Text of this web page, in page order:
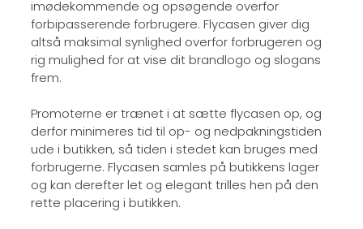
imødekommende og opsøgende overfor
forbipasserende forbrugere. Flycasen giver dig
altså maksimal synlighed overfor forbrugeren og
rig mulighed for at vise dit brandlogo og slogans
frem.
Promoterne er trænet i at sætte flycasen op, og
derfor minimeres tid til op- og nedpakningstiden
ude i butikken, så tiden i stedet kan bruges med
forbrugerne. Flycasen samles på butikkens lager
og kan derefter let og elegant trilles hen på den
rette placering i butikken.